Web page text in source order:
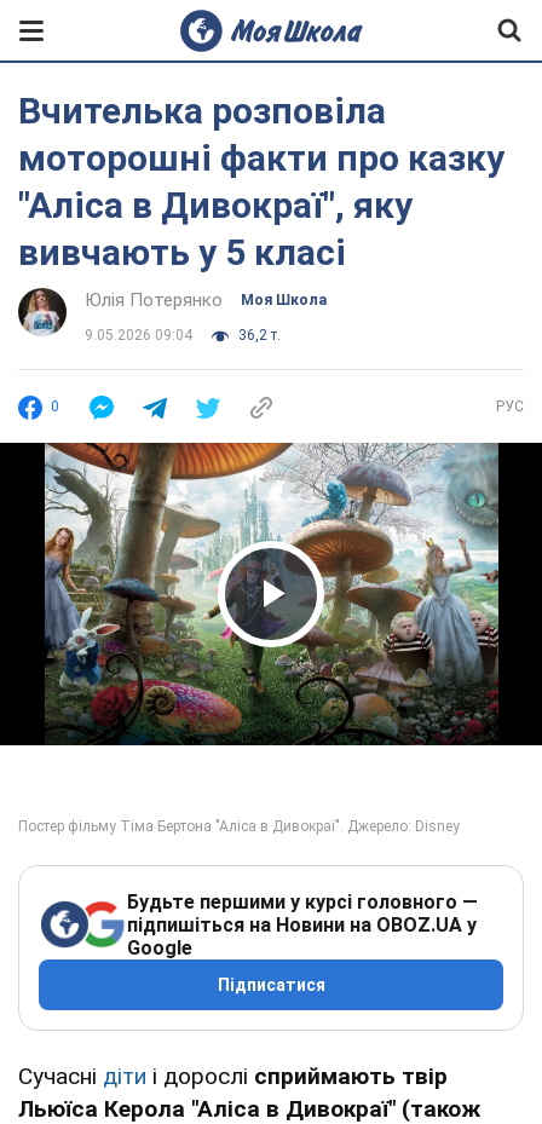
Вчителька розповіла
моторошні факти про казку
"Аліса в Дивокраї", яку
вивчають у 5 класі
Юлія Потерянко Моя Школа
9.05.2026 09:04 36,2 т.
0 РУС
Play Video
Будьте першими у курсі головного —
підпишіться на Новини на OBOZ.UA у
Google
Підписатися
Сучасні діти і дорослі сприймають твір
Льюїса Керола "Аліса в Дивокраї" (також